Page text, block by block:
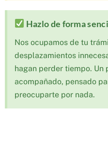
Hazlo de forma
Nos ocupamos de tu
desplazamientos
hagan perder tiempo. Un
acompañado, pensado
preocuparte por nada.